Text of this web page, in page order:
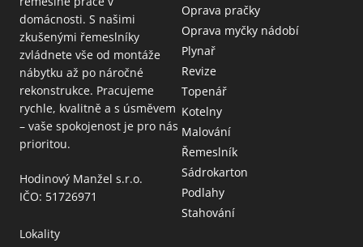
domácnosti. S našimi
zkušenými řemeslníky
zvládnete vše od montáže
nábytku až po náročné
rekonstrukce. Pracujeme
rychle, kvalitně a s úsměvem
– vaše spokojenost je pro nás
prioritou.
Hodinový Manžel s.r.o.
IČO: 51726971
Lokality
Oprava pračky
Oprava myčky nádobí
Plynař
Revize
Topenář
Kotelny
Malování
Řemeslník
Sádrokarton
Podlahy
Stahování